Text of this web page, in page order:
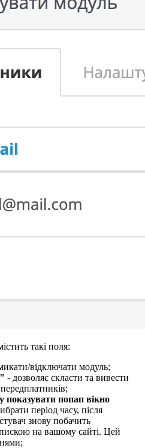
такі поля:
відключати модуль;
- дозволяє скласти та вивести
показувати попап вікно
період часу, після
знову побачить
на вашому сайті. Цей